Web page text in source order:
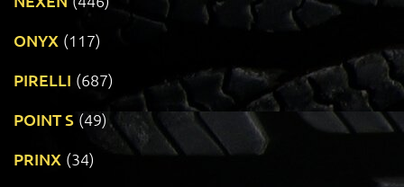
ONYX (117)
PIRELLI (687)
POINT S (49)
PRINX (34)